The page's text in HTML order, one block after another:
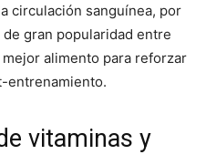
circulación sanguínea, por
gran popularidad entre
alimento para reforzar
entrenamiento.
vitaminas y